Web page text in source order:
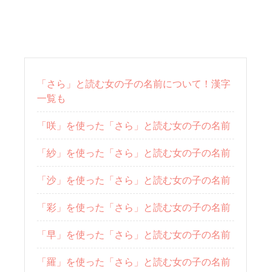
「さら」と読む女の子の名前について！漢字
一覧も
「咲」を使った「さら」と読む女の子の名前
「紗」を使った「さら」と読む女の子の名前
「沙」を使った「さら」と読む女の子の名前
「彩」を使った「さら」と読む女の子の名前
「早」を使った「さら」と読む女の子の名前
「羅」を使った「さら」と読む女の子の名前